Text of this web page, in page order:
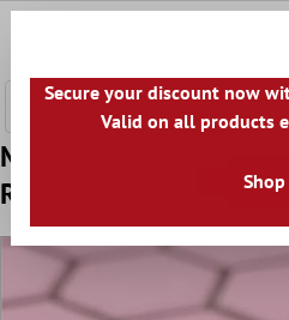
Mønster fra Keramisk
R10B Sekskant Rosa
Secure your discount now
Valid on all products